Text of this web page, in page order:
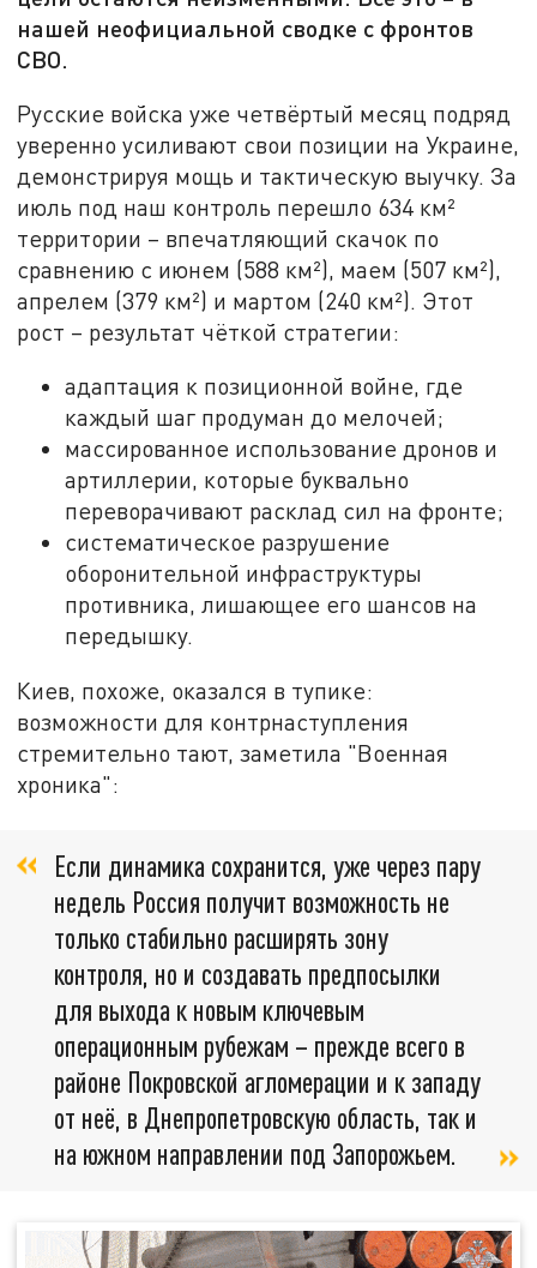
нашей неофициальной сводке с фронтов
СВО.
Русские войска уже четвёртый месяц подряд
уверенно усиливают свои позиции на Украине,
демонстрируя мощь и тактическую выучку. За
июль под наш контроль перешло 634 км²
территории – впечатляющий скачок по
сравнению с июнем (588 км²), маем (507 км²),
апрелем (379 км²) и мартом (240 км²). Этот
рост – результат чёткой стратегии:
адаптация к позиционной войне, где
каждый шаг продуман до мелочей;
массированное использование дронов и
артиллерии, которые буквально
переворачивают расклад сил на фронте;
систематическое разрушение
оборонительной инфраструктуры
противника, лишающее его шансов на
передышку.
Киев, похоже, оказался в тупике:
возможности для контрнаступления
стремительно тают, заметила "Военная
хроника":
Если динамика сохранится, уже через пару
недель Россия получит возможность не
только стабильно расширять зону
контроля, но и создавать предпосылки
для выхода к новым ключевым
операционным рубежам – прежде всего в
районе Покровской агломерации и к западу
от неё, в Днепропетровскую область, так и
на южном направлении под Запорожьем.